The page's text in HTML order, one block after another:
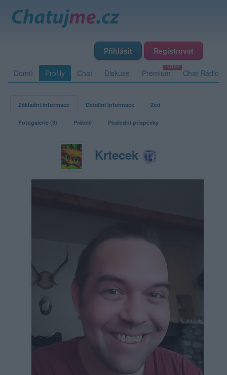
Přihlásit Registrovat
Domů Profily Chat Diskuze Premium Chat Rádio
Základní informace Detailní informace Zeď
Fotogalerie (3) Přátelé Poslední příspěvky
Krtecek